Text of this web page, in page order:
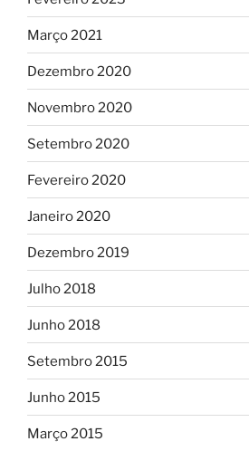
Março 2021
Dezembro 2020
Novembro 2020
Setembro 2020
Fevereiro 2020
Janeiro 2020
Dezembro 2019
Julho 2018
Junho 2018
Setembro 2015
Junho 2015
Março 2015